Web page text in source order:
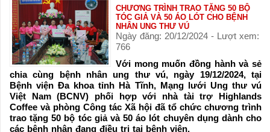
CHƯƠNG TRÌNH TRAO TẶNG 50 BỘ
TÓC GIẢ VÀ 50 ÁO LÓT CHO BỆNH
NHÂN UNG THƯ VÚ
Ngày đăng: 20/12/2024 - Lượt xem:
766
Với mong muốn đồng hành và sẻ
chia cùng bệnh nhân ung thư vú, ngày 19/12/2024, tại
Bệnh viện Đa khoa tỉnh Hà Tĩnh, Mạng lưới Ung thư vú
Việt Nam (BCNV) phối hợp với nhà tài trợ Highlands
Coffee và phòng Công tác Xã hội đã tổ chức chương trình
trao tặng 50 bộ tóc giả và 50 áo lót chuyên dụng dành cho
các bệnh nhân đang điều trị tại bệnh viện.